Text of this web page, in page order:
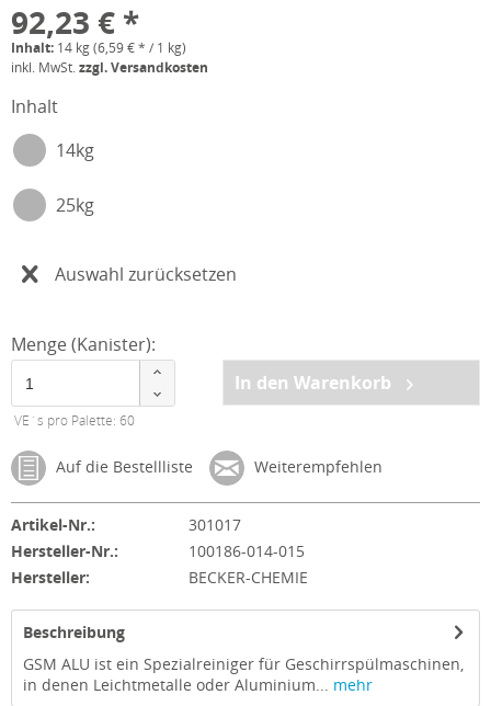
92,23 € *
Inhalt: 14 kg (6,59 € * / 1 kg)
inkl. MwSt.zzgl. Versandkosten
Inhalt
14kg
25kg
Auswahl zurücksetzen
Menge (Kanister):
VE´s pro Palette: 60
In den Warenkorb
Auf die Bestellliste Weiterempfehlen
Artikel-Nr.:
301017
Hersteller-Nr.:
100186-014-015
Hersteller:
BECKER-CHEMIE
Beschreibung
GSM ALU ist ein Spezialreiniger für Geschirrspülmaschinen,
in denen Leichtmetalle oder Aluminium... mehr